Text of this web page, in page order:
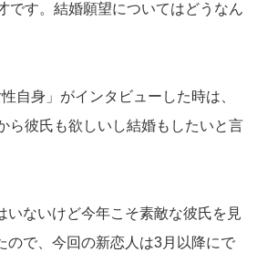
です。結婚願望についてはどうなん
自身」がインタビューした時は、
ら彼氏も欲しいし結婚もしたいと言
いないけど今年こそ素敵な彼氏を見
ので、今回の新恋人は3月以降にで